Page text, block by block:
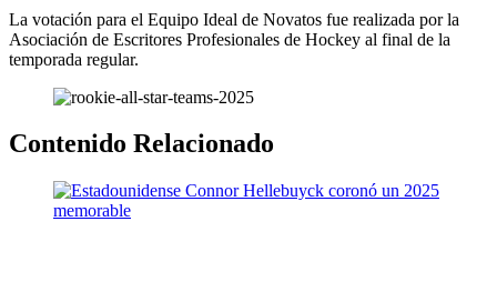
La votación para el Equipo Ideal de Novatos fue realizada por la
Asociación de Escritores Profesionales de Hockey al final de la
temporada regular.
Contenido Relacionado